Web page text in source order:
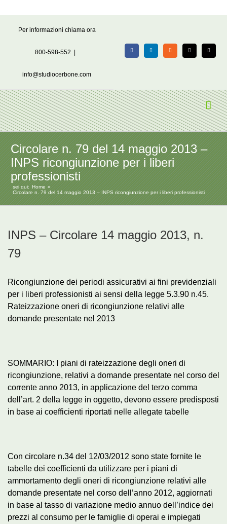
Per informazioni chiama ora
800-598-552
info@studiocerbone.com
FacebookLinkedIn Rss X Email
Circolare n. 79 del 14 maggio 2013 –
INPS ricongiunzione per i liberi
professionisti
sei qui:
Home
Circolare n. 79 del 14 maggio 2013 – INPS ricongiunzione per i liberi professionisti
INPS – Circolare 14 maggio 2013, n.
79
Ricongiunzione dei periodi assicurativi ai fini previdenziali
per i liberi professionisti ai sensi della legge 5.3.90 n.45.
Rateizzazione oneri di ricongiunzione relativi alle
domande presentate nel 2013
SOMMARIO: I piani di rateizzazione degli oneri di
ricongiunzione, relativi a domande presentate nel corso del
corrente anno 2013, in applicazione del terzo comma
dell’art. 2 della legge in oggetto, devono essere predisposti
in base ai coefficienti riportati nelle allegate tabelle
Con circolare n.34 del 12/03/2012 sono state fornite le
tabelle dei coefficienti da utilizzare per i piani di
ammortamento degli oneri di ricongiunzione relativi alle
domande presentate nel corso dell’anno 2012, aggiornati
in base al tasso di variazione medio annuo dell’indice dei
prezzi al consumo per le famiglie di operai e impiegati